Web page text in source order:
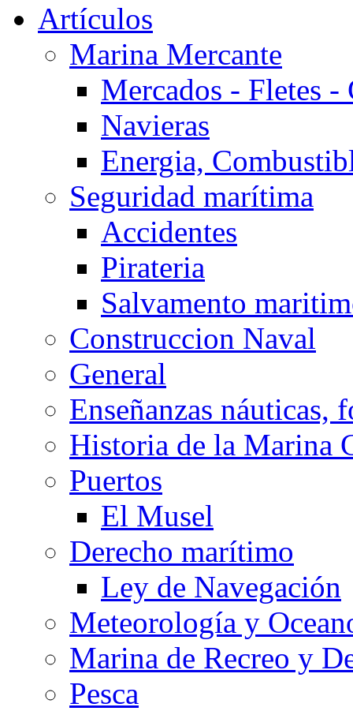
Artículos
Marina Mercante
Mercados - Fletes -
Navieras
Energia,
Seguridad marítima
Accidentes
Pirateria
Salvamento
Construccion Naval
General
Enseñanzas náuticas,
Historia de la Marina
Puertos
El Musel
Derecho marítimo
Ley de Navegación
Meteorología y
Marina de Recreo y
Pesca